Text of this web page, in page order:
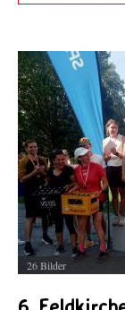
Fotos
Sende Fotos und
Veranstaltungen
26 Bilder